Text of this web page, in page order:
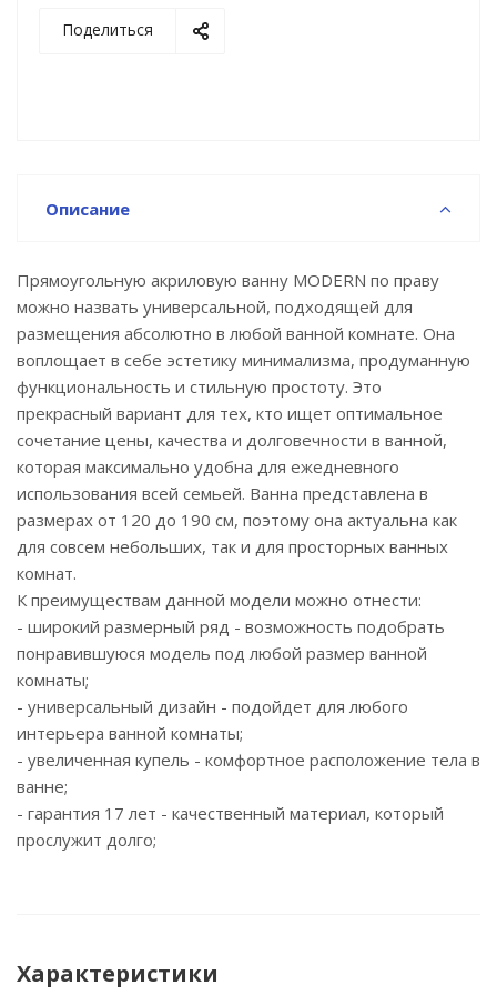
подобрать понравившуюся модель под любой
- гарантия 17 лет - качественный материал,
Поделиться
Описание
Прямоугольную акриловую ванну MODERN по праву
можно назвать универсальной, подходящей для
размещения абсолютно в любой ванной комнате. Она
воплощает в себе эстетику минимализма, продуманную
функциональность и стильную простоту. Это
прекрасный вариант для тех, кто ищет оптимальное
сочетание цены, качества и долговечности в ванной,
которая максимально удобна для ежедневного
использования всей семьей. Ванна представлена в
размерах от 120 до 190 см, поэтому она актуальна как
для совсем небольших, так и для просторных ванных
комнат.
К преимуществам данной модели можно отнести:
- широкий размерный ряд - возможность подобрать
понравившуюся модель под любой размер ванной
комнаты;
- универсальный дизайн - подойдет для любого
интерьера ванной комнаты;
- увеличенная купель - комфортное расположение тела в
ванне;
- гарантия 17 лет - качественный материал, который
прослужит долго;
Характеристики